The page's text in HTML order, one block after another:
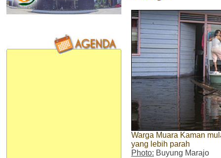
Warga Muara Kaman
yang lebih parah
Photo: Buyung Marajo